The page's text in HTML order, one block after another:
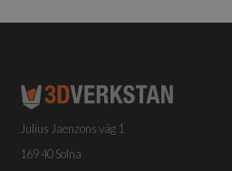
Julius Jaenzons väg 1
169 40 Solna